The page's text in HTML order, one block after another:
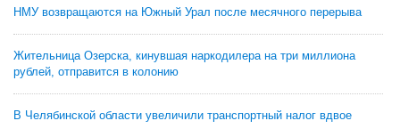
НМУ возвращаются на Южный Урал после месячного перерыва
Жительница Озерска, кинувшая наркодилера на три миллиона
рублей, отправится в колонию
В Челябинской области увеличили транспортный налог вдвое